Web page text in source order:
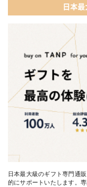
日本
日本最大級のギフト専門通
的にサポートいたします。